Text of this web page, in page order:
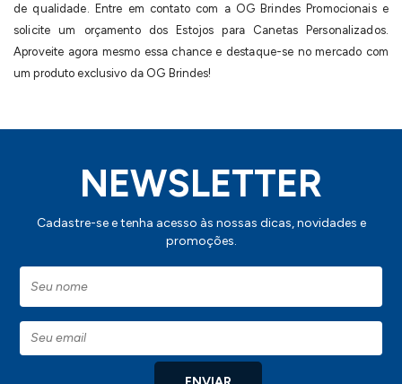
de qualidade. Entre em contato com a OG Brindes Promocionais e
solicite um orçamento dos Estojos para Canetas Personalizados.
Aproveite agora mesmo essa chance e destaque-se no mercado com
um produto exclusivo da OG Brindes!
NEWSLETTER
Cadastre-se e tenha acesso às nossas dicas, novidades e
promoções.